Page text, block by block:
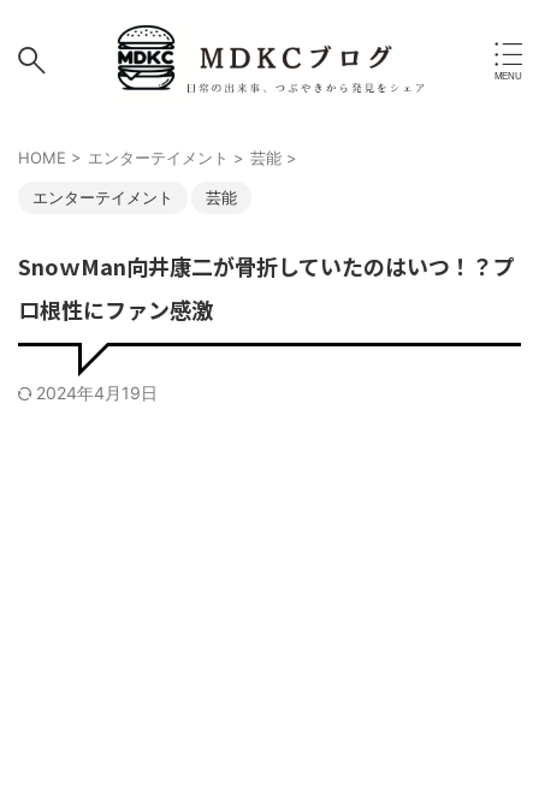
HOME > エンターテイメント > 芸能 >
エンターテイメント 芸能
SnoｗMan向井康二が骨折していたのはいつ！？プ
ロ根性にファン感激
2024年4月19日